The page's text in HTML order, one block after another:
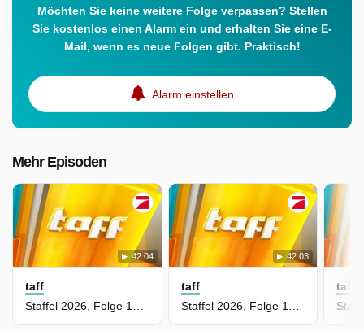
Möchten Sie keine weitere Folge verpassen? Stellen
Sie kostenlos einen Alarm ein und erhalten Sie eine E-
Mail, wenn es neue Folgen gibt. Praktisch!
Alarm einstellen
Mehr Episoden
42:04
taff
Staffel 2026, Folge 102 - Freche Abzocke mit Kleingärten
42:03
taff
Staffel 2026, Folge 101 - Selbstbräunungs-Hacks im Test
taff